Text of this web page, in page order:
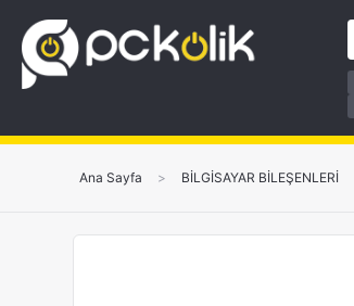
Ana Sayfa > BİLGİSAYAR BİLEŞENLERİ